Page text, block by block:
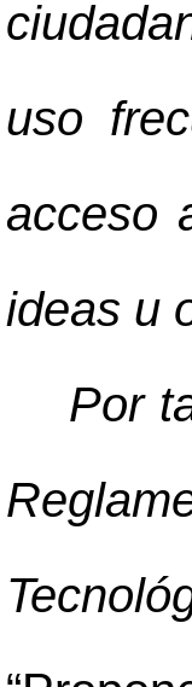
uso
acceso
ideas u
Por